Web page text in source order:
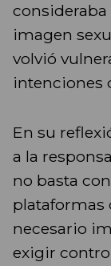
imagen
volvió
intenciones
En su
a la
no basta
plataformas
necesario
exigir